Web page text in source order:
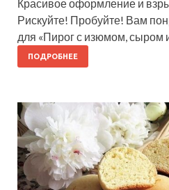
Красивое оформление и
Рискуйте! Пробуйте! Вам
для «Пирог с изюмом, сыром
ПОДРОБНЕЕ